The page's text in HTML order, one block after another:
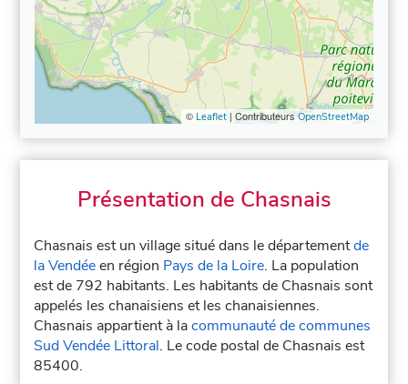
© Leaflet| ContributeursOpenStreetMap
Présentation de Chasnais
Chasnais est un village situé dans le départementde
la Vendéeen région Pays de la Loire. La population
est de 792 habitants. Les habitants de Chasnais sont
appelés les chanaisiens et les chanaisiennes.
Chasnais appartient à lacommunauté de communes
Sud Vendée Littoral. Le code postal de Chasnais est
85400.